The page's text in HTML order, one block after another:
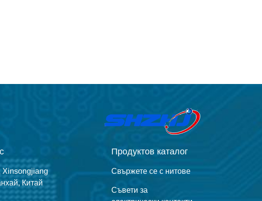
Xinsongjiang
Китай
Продуктов каталог
Свържете се с нитове
Съвети за